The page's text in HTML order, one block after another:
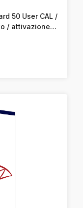
50 User CAL /
/ attivazione